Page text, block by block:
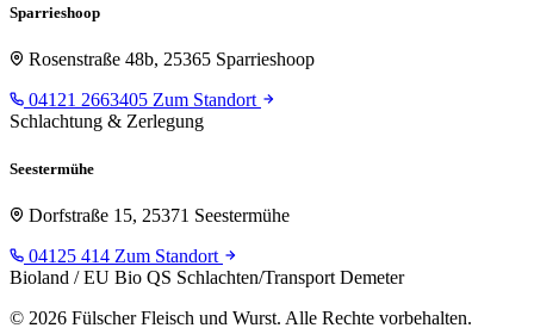
Sparrieshoop
Rosenstraße 48b, 25365 Sparrieshoop
04121 2663405 Zum Standort
Schlachtung & Zerlegung
Seestermühe
Dorfstraße 15, 25371 Seestermühe
04125 414 Zum Standort
Bioland / EU Bio QS Schlachten/Transport Demeter
© 2026 Fülscher Fleisch und Wurst. Alle Rechte vorbehalten.